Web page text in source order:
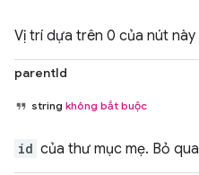
Vị trí dựa trên 0 của nút
parentId
string không bắt buộc
id của thư mục mẹ. Bỏ